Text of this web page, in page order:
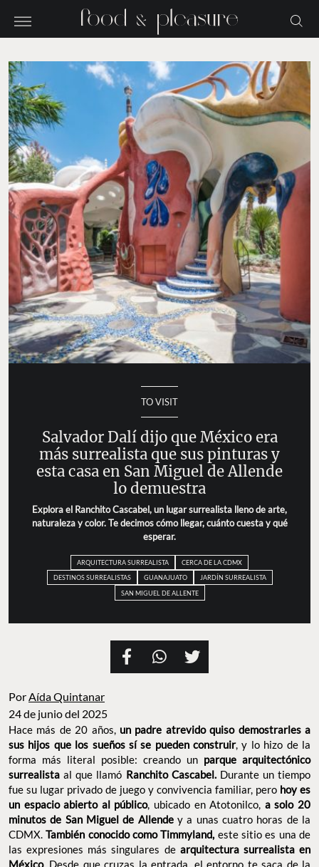
TO VISIT
Salvador Dalí dijo que México era
más surrealista que sus pinturas y
esta casa en San Miguel de Allende
lo demuestra
Explora el Ranchito Cascabel, un lugar surrealista lleno de arte,
naturaleza y color. Te decimos cómo llegar, cuánto cuesta y qué
esperar.
ARQUITECTURA SURREALISTA
CERCA DE LA CDMX
DESTINOS SURREALISTAS
GUANAJUATO
JARDÍN SURREALISTA
SAN MIGUEL DE ALLENTE
PorAída Quintanar
24 de junio del 2025
Hace más de 20 años, un padre atrevido quiso demostrarles a
sus hijos que los sueños sí se pueden construir, y lo hizo de la
forma más literal posible: creando un parque arquitectónico
surrealistaal que llamó Ranchito Cascabel.Durante un tiempo
fue su lugar privado de juego y convivencia familiar, pero hoy es
un espacio abierto al público, ubicado en Atotonilco, a solo 20
minutos de San Miguel de Allendey a unas cuatro horas de la
CDMX.También conocido como Timmyland, este sitio es una de
las expresiones más singulares de arquitectura surrealista en
México. Desde que cruzas la entrada, el entorno te saca de la